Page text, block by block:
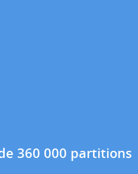
360 000 partitions